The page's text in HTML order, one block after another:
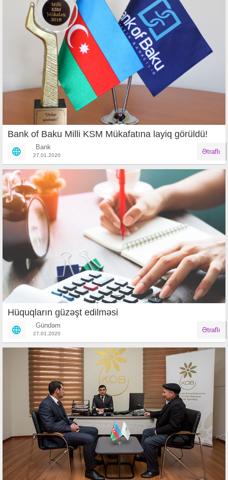
Bank of Baku Milli KSM Mükafatına layiq görüldü!
Bank
27.01.2020 Ətraflı
Hüquqların güzəşt edilməsi
Gündəm
27.01.2020 Ətraflı